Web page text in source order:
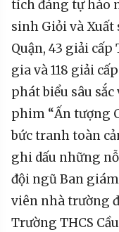
tích đáng tự hào
sinh Giỏi và Xuất
Quận, 43 giải
gia và 118 giải
phát biểu sâu
phim “Ấn tượng
bức tranh toàn
ghi dấu những
đội ngũ Ban
viên nhà trường
Trường THCS